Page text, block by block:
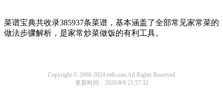
菜谱宝典共收录385937条菜谱，基本涵盖了全部常见家常菜的
做法步骤解析，是家常炒菜做饭的有利工具。
Copyright © 2008-2024 ettlt.com All Rights Reserved
更新时间：2026/8/9 21:57:32